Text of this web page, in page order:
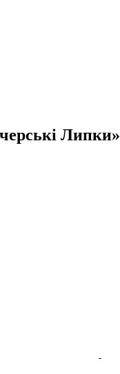
Липки»